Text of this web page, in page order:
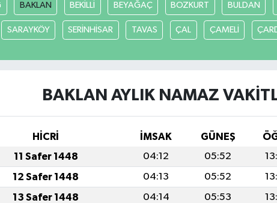
BAKLAN BEKİLLİ BEYAĞAÇ BOZKURT BULDAN
SARAYKÖY SERİNHİSAR TAVAS ÇAL ÇAMELİ
BAKLAN AYLIK NAMAZ
HİCRİ İMSAK GÜNEŞ
11 Safer 1448 04:12 05:52
12 Safer 1448 04:13 05:52
13 Safer 1448 04:14 05:53